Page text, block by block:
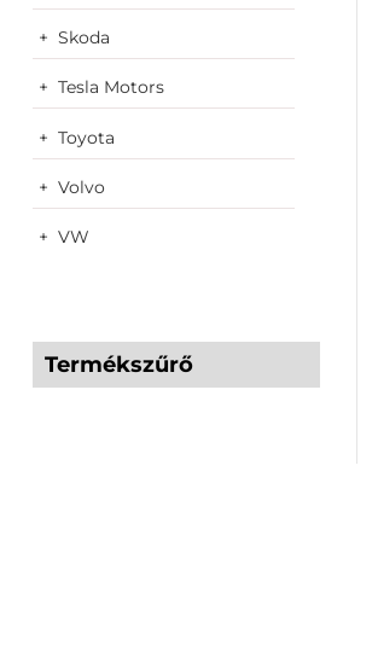
Skoda
Tesla Motors
Toyota
Volvo
VW
Termékszűrő